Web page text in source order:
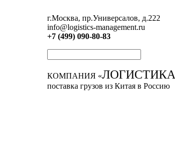
г.Москва, пр.Универсалов, д.222
info@logistics-management.ru
+7 (499) 090-80-83
КОМПАНИЯ «ЛОГИСТИКА
поставка грузов из Китая в Россию